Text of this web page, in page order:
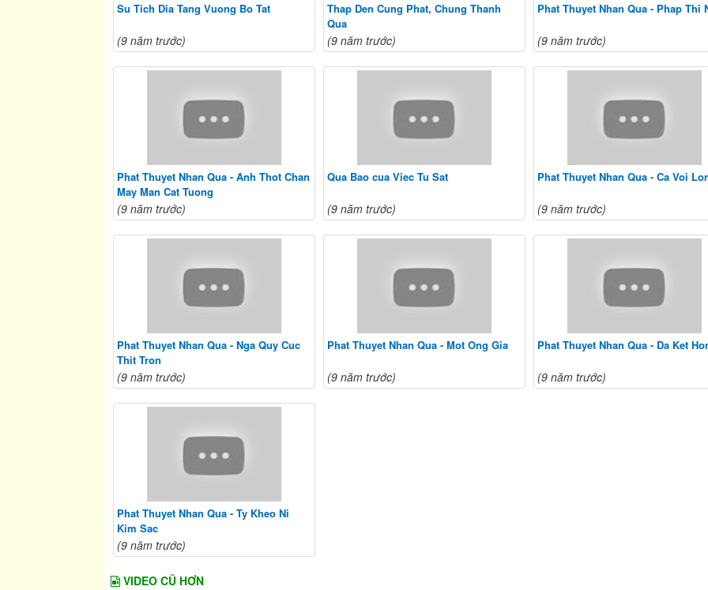
Su Tich Dia Tang Vuong Bo Tat
(9 năm trước)
Thap Den Cung Phat, Chung Thanh
Qua
(9 năm trước)
Phat Thuyet Nhan Qua - Phap Thi
(9 năm trước)
Phat Thuyet Nhan Qua - Anh Thot Chan
May Man Cat Tuong
(9 năm trước)
Qua Bao cua Viec Tu Sat
(9 năm trước)
Phat Thuyet Nhan Qua - Ca Voi
(9 năm trước)
Phat Thuyet Nhan Qua - Nga Quy Cuc
Thit Tron
(9 năm trước)
Phat Thuyet Nhan Qua - Mot Ong Gia
(9 năm trước)
Phat Thuyet Nhan Qua - Da Ket
(9 năm trước)
Phat Thuyet Nhan Qua - Ty Kheo Ni
Kim Sac
(9 năm trước)
VIDEO CŨ HƠN